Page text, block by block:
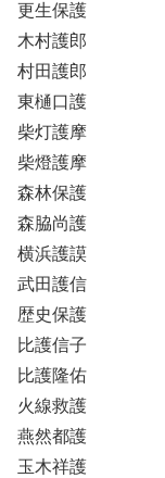
更生保護
木村護郎
村田護郎
東樋口護
柴灯護摩
柴燈護摩
森林保護
森脇尚護
横浜護謨
武田護信
歴史保護
比護信子
比護隆佑
火線救護
燕然都護
玉木祥護